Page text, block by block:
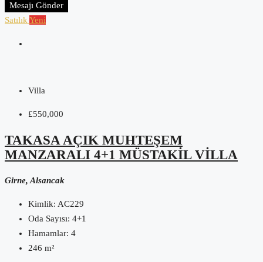
Mesajı Gönder
SatılıkYeni
Villa
£550,000
TAKASA AÇIK MUHTEŞEM
MANZARALI 4+1 MÜSTAKIL VILLA
Girne, Alsancak
Kimlik: AC229
Oda Sayısı: 4+1
Hamamlar: 4
246 m²